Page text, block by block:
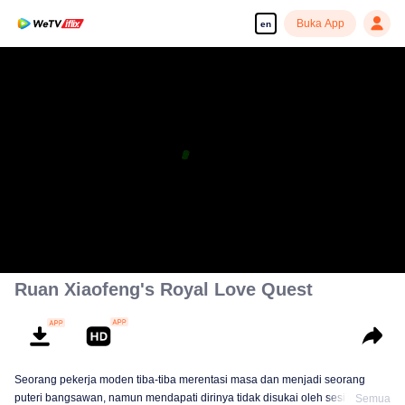
en Buka App
Ruan Xiaofeng's Royal Love Quest
Seorang pekerja moden tiba-tiba merentasi masa dan menjadi seorang
puteri bangsawan, namun mendapati dirinya tidak disukai oleh sesiapa.Semua